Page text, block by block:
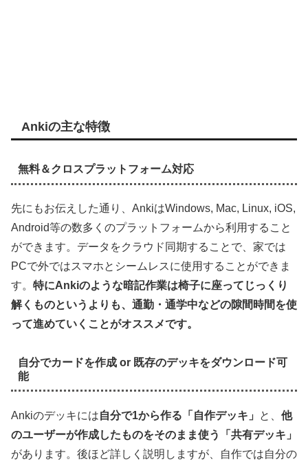
Ankiの主な特徴
無料＆クロスプラットフォーム対応
先にもお伝えした通り、AnkiはWindows, Mac, Linux, iOS,
Android等の数多くのプラットフォームから利用すること
ができます。データをクラウド同期することで、家では
PCで外ではスマホとシームレスに使用することができま
す。 特にAnkiのような暗記作業は椅子に座ってじっくり
解くものというよりも、通勤・通学中などの隙間時間を使
って進めていくことがオススメです。
自分でカードを作成 or 既存のデッキをダウンロード可
能
Ankiのデッキには自分で1から作る「自作デッキ」 と、 他
のユーザーが作成したものをそのまま使う「共有デッキ」
があります。後ほど詳しく説明しますが、自作では自分の